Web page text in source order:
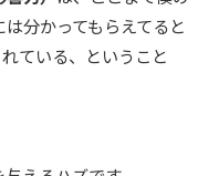
分かってもらえてると
ている、ということ